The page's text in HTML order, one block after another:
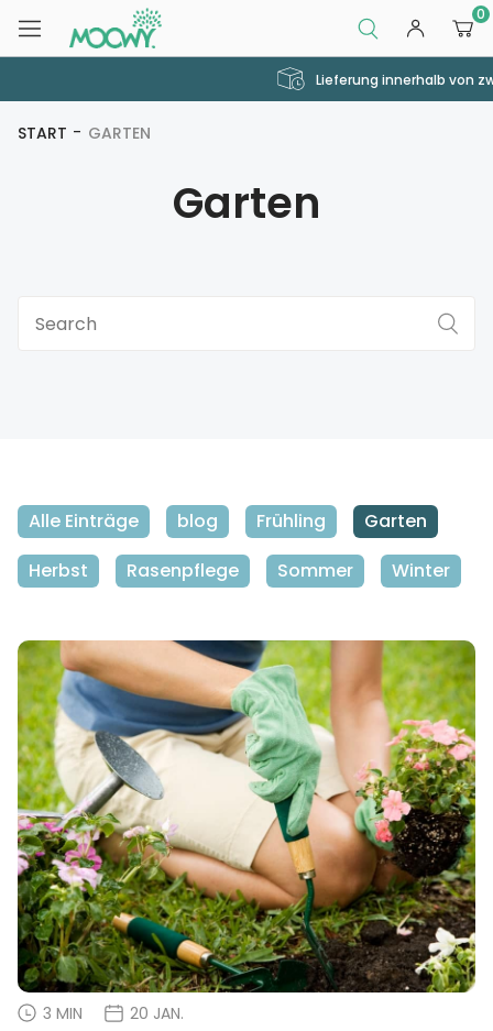
0
Lieferung innerhalb von zwei Arbeitstagen
START GARTEN
Garten
Alle Einträge blog Frühling
Garten
Herbst
Rasenpflege Sommer Winter
3 MIN 20 JAN.